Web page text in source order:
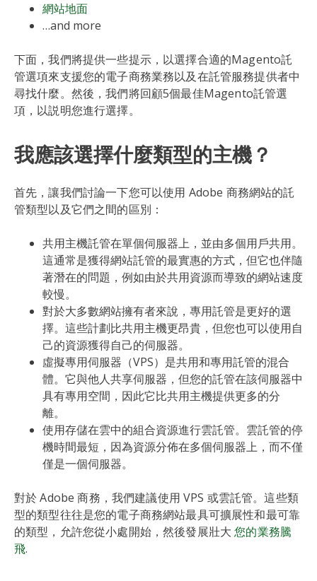
網站地面
…and more
下面，我們將提供一些提示，以選擇合適的Magento託
管選項來支援您的電子商務業務以及在託管服務提供者中
尋找什麼。然後，我們將回顧5個最佳Magento託管選
項，以説明您進行選擇。
我應該選擇什麼類型的主機？
首先，讓我們討論一下您可以使用 Adobe 商務網站的託
管類型以及它們之間的區別：
共用主機託管在單個伺服器上，並由多個用戶共用。
這通常是獲得網站託管的最實惠的方式，但它也伴隨
著潛在的問題，例如由於共用資源而導致的網站速度
較慢。
對於大多數網站擁有者來說，專用託管是更好的選
擇。這些計劃比共用主機更昂貴，但您也可以使用自
己的資源獲得自己的伺服器。
虛擬專用伺服器（VPS）是共用和專用託管的混合
體。它與他人共享伺服器，但您的託管在該伺服器中
具有專用空間，因此它比共用主機提供更多的分
離。
使用存儲在雲中的組合資源進行雲託管。雲託管的停
機時間最短，因為資源分佈在多個伺服器上，而不僅
僅是一個伺服器。
對於 Adobe 商務，我們建議使用 VPS 或雲託管。這些類
型的類型往往是您的電子商務網站最具可擴展性和最可靠
的類型，允許您從小處開始，然後發展壯大您的業務騰
飛.